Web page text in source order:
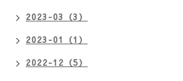
2023-03（3）
2023-01（1）
2022-12（5）